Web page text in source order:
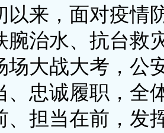
以来，面对疫情
腕治水、抗台救
场大战大考，公
、忠诚履职，全
、担当在前，发